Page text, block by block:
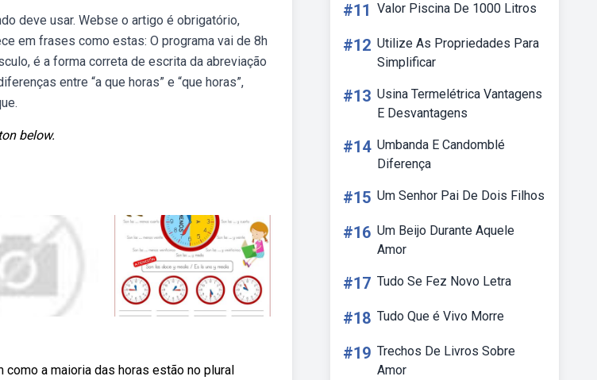
deve usar. Webse o artigo é obrigatório,
em frases como estas: O programa vai de 8h
é a forma correta de escrita da abreviação
entre “a que horas” e “que horas”,
below.
a maioria das horas estão no plural
#11 Valor Piscina De 1000 Litros
#12 Utilize As Propriedades Para
Simplificar
#13 Usina Termelétrica Vantagens
E Desvantagens
#14 Umbanda E Candomblé
Diferença
#15 Um Senhor Pai De Dois Filhos
#16 Um Beijo Durante Aquele
Amor
#17 Tudo Se Fez Novo Letra
#18 Tudo Que é Vivo Morre
#19 Trechos De Livros Sobre
Amor